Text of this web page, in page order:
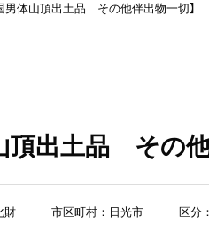
男体山頂出土品 その他伴出物一切】
頂出土品 その他
財 市区町村：日光市 区分